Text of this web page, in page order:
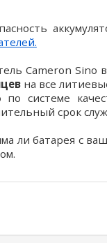
Cameron Sino
на все
системе
срок
ли батарея с